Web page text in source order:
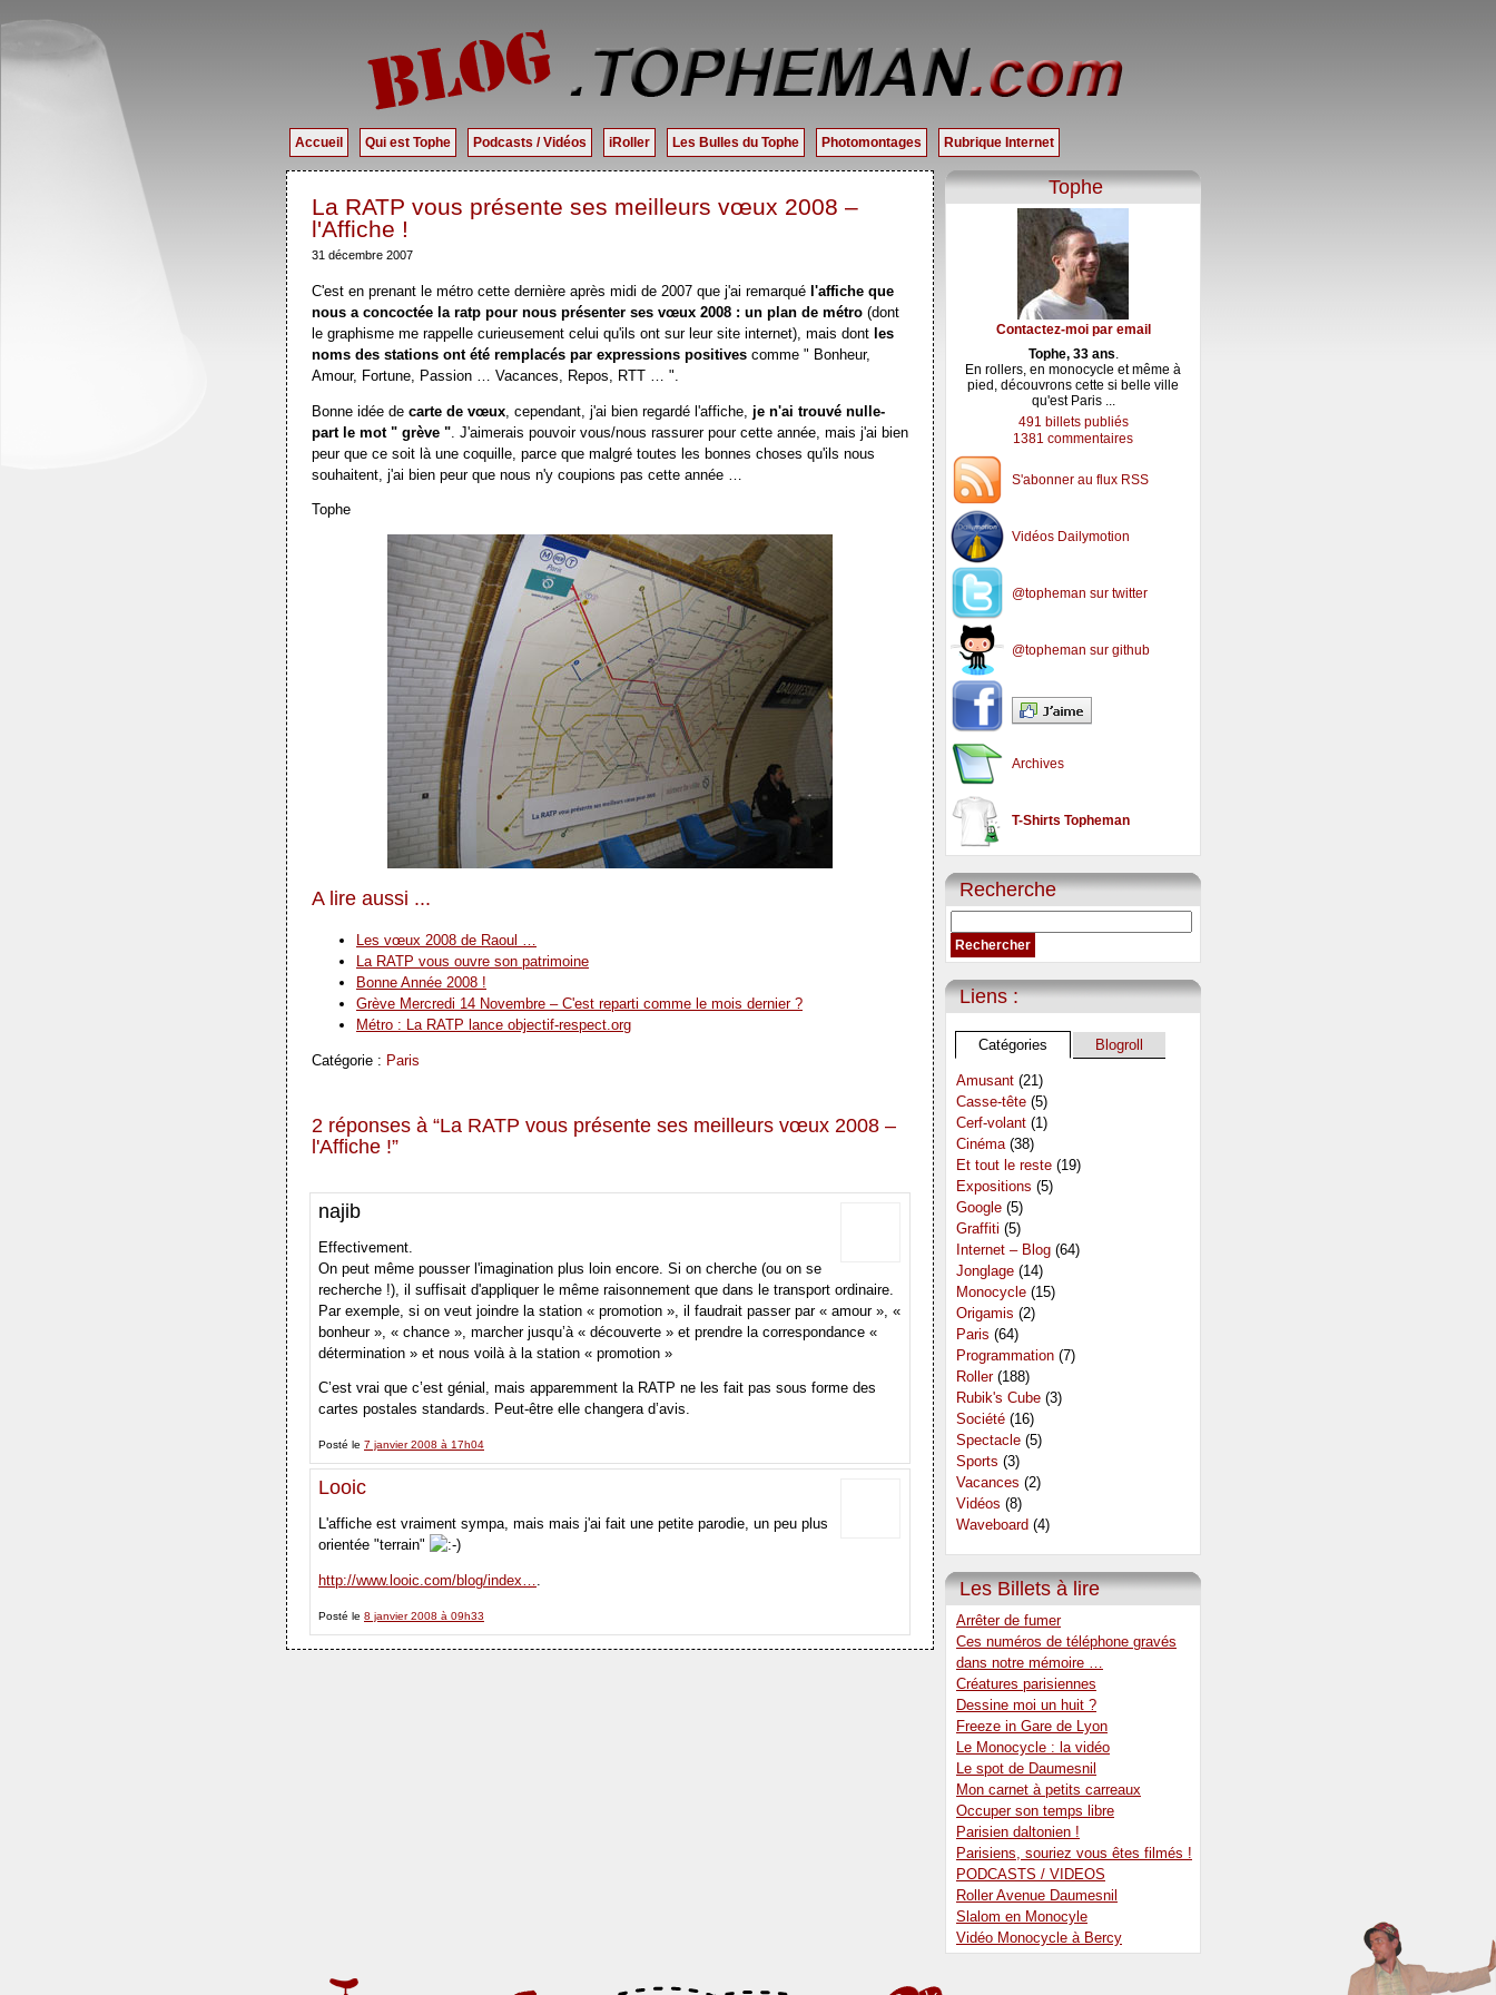
Accueil Qui est Tophe Podcasts / Vidéos iRoller Les Bulles du Tophe Photomontages Rubrique Internet
La RATP vous présente ses meilleurs vœux 2008 –
l'Affiche !
31 décembre 2007
C'est en prenant le métro cette dernière après midi de 2007 que j'ai remarqué l'affiche que
nous a concoctée la ratp pour nous présenter ses vœux 2008 : un plan de métro (dont
le graphisme me rappelle curieusement celui qu'ils ont sur leur site internet), mais dont les
noms des stations ont été remplacés par expressions positives comme " Bonheur,
Amour, Fortune, Passion … Vacances, Repos, RTT … ".
Bonne idée de carte de vœux , cependant, j'ai bien regardé l'affiche, je n'ai trouvé nulle-
part le mot " grève " . J'aimerais pouvoir vous/nous rassurer pour cette année, mais j'ai bien
peur que ce soit là une coquille, parce que malgré toutes les bonnes choses qu'ils nous
souhaitent, j'ai bien peur que nous n'y coupions pas cette année …
Tophe
A lire aussi ...
Les vœux 2008 de Raoul …
La RATP vous ouvre son patrimoine
Bonne Année 2008 !
Grève Mercredi 14 Novembre – C'est reparti comme le mois dernier ?
Métro : La RATP lance objectif-respect.org
Catégorie : Paris
2 réponses à “La RATP vous présente ses meilleurs vœux 2008 –
l'Affiche !”
najib
Effectivement.
On peut même pousser l'imagination plus loin encore. Si on cherche (ou on se
recherche !), il suffisait d'appliquer le même raisonnement que dans le transport ordinaire.
Par exemple, si on veut joindre la station « promotion », il faudrait passer par « amour », «
bonheur », « chance », marcher jusqu’à « découverte » et prendre la correspondance «
détermination » et nous voilà à la station « promotion »
C’est vrai que c’est génial, mais apparemment la RATP ne les fait pas sous forme des
cartes postales standards. Peut-être elle changera d’avis.
Posté le 7 janvier 2008 à 17h04
Looic
L'affiche est vraiment sympa, mais mais j'ai fait une petite parodie, un peu plus
orientée "terrain"
http://www.looic.com/blog/index…
Posté le 8 janvier 2008 à 09h33
Tophe
Contactez-moi par email
Tophe, 33 ans.
En rollers, en monocycle et même à
pied, découvrons cette si belle ville
qu'est Paris ...
491 billets publiés
1381 commentaires
S'abonner au flux RSS
Vidéos Dailymotion
@topheman sur twitter
@topheman sur github
Archives
T-Shirts Topheman
Recherche
Liens :
Catégories Blogroll
Amusant (21)
Casse-tête (5)
Cerf-volant (1)
Cinéma(38)
Et tout le reste (19)
Expositions (5)
Google (5)
Graffiti (5)
Internet – Blog (64)
Jonglage (14)
Monocycle (15)
Origamis (2)
Paris (64)
Programmation (7)
Roller(188)
Rubik's Cube (3)
Société (16)
Spectacle (5)
Sports (3)
Vacances (2)
Vidéos (8)
Waveboard (4)
Les Billets à lire
Arrêter de fumer
Ces numéros de téléphone gravés
dans notre mémoire …
Créatures parisiennes
Dessine moi un huit ?
Freeze in Gare de Lyon
Le Monocycle : la vidéo
Le spot de Daumesnil
Mon carnet à petits carreaux
Occuper son temps libre
Parisien daltonien !
Parisiens, souriez vous êtes filmés !
PODCASTS / VIDEOS
Roller Avenue Daumesnil
Slalom en Monocyle
Vidéo Monocycle à Bercy